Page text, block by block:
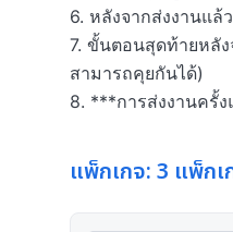
6. หลังจากส่งงานแ
7. ขั้นตอนสุดท้ายหลัง
สามารถคุยกันได้)
8. ***การส่งงานครั้
แพ็กเกจ: 3 แพ็กเ